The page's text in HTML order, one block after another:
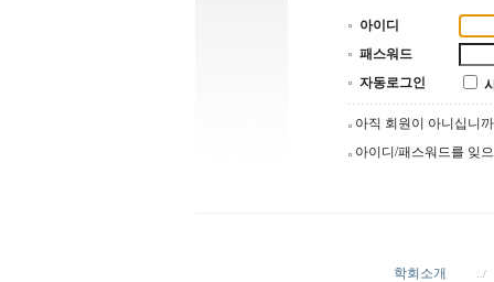
아이디
패스워드
자동로그인
아직 회원이 아니십니
아이디/패스워드를 잊
학회소개 ../